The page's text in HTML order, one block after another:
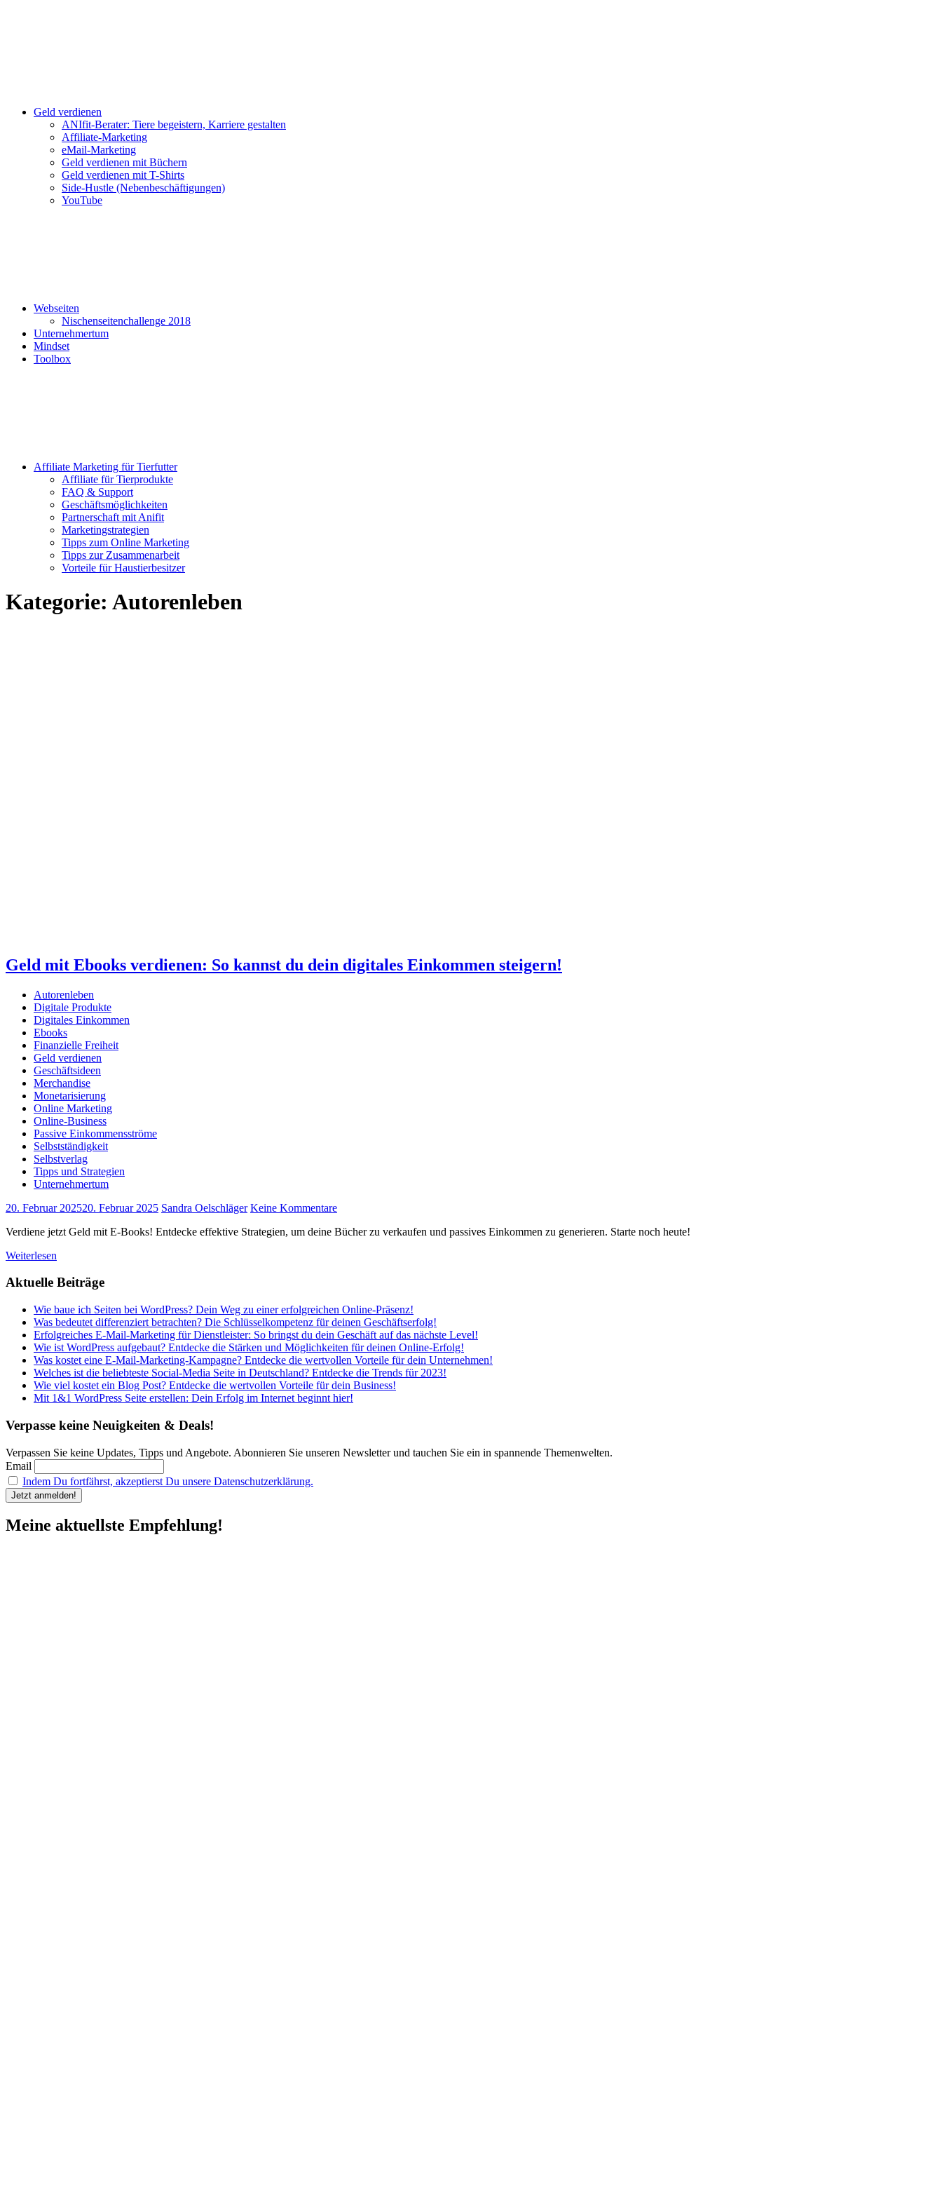
Geld verdienen
ANIfit-Berater: Tiere begeistern, Karriere gestalten
Affiliate-Marketing
eMail-Marketing
Geld verdienen mit Büchern
Geld verdienen mit T-Shirts
Side-Hustle (Nebenbeschäftigungen)
YouTube
Webseiten
Nischenseitenchallenge 2018
Unternehmertum
Mindset
Toolbox
Affiliate Marketing für Tierfutter
Affiliate für Tierprodukte
FAQ & Support
Geschäftsmöglichkeiten
Partnerschaft mit Anifit
Marketingstrategien
Tipps zum Online Marketing
Tipps zur Zusammenarbeit
Vorteile für Haustierbesitzer
Kategorie: Autorenleben
Geld mit Ebooks verdienen: So kannst du dein digitales Einkommen steigern!
Autorenleben
Digitale Produkte
Digitales Einkommen
Ebooks
Finanzielle Freiheit
Geld verdienen
Geschäftsideen
Merchandise
Monetarisierung
Online Marketing
Online-Business
Passive Einkommensströme
Selbstständigkeit
Selbstverlag
Tipps und Strategien
Unternehmertum
20. Februar 202520. Februar 2025 Sandra Oelschläger Keine Kommentare
Verdiene jetzt Geld mit E-Books! Entdecke effektive Strategien, um deine Bücher zu verkaufen und passives Einkommen zu generieren. Starte noch heute!
Weiterlesen
Aktuelle Beiträge
Wie baue ich Seiten bei WordPress? Dein Weg zu einer erfolgreichen Online-Präsenz!
Was bedeutet differenziert betrachten? Die Schlüsselkompetenz für deinen Geschäftserfolg!
Erfolgreiches E-Mail-Marketing für Dienstleister: So bringst du dein Geschäft auf das nächste Level!
Wie ist WordPress aufgebaut? Entdecke die Stärken und Möglichkeiten für deinen Online-Erfolg!
Was kostet eine E-Mail-Marketing-Kampagne? Entdecke die wertvollen Vorteile für dein Unternehmen!
Welches ist die beliebteste Social-Media Seite in Deutschland? Entdecke die Trends für 2023!
Wie viel kostet ein Blog Post? Entdecke die wertvollen Vorteile für dein Business!
Mit 1&1 WordPress Seite erstellen: Dein Erfolg im Internet beginnt hier!
Verpasse keine Neuigkeiten & Deals!
Verpassen Sie keine Updates, Tipps und Angebote. Abonnieren Sie unseren Newsletter und tauchen Sie ein in spannende Themenwelten.
Email
Indem Du fortfährst, akzeptierst Du unsere Datenschutzerklärung.
Meine aktuellste Empfehlung!